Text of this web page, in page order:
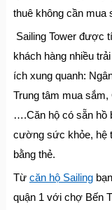
thuê không cần mua
Sailing Tower được
khách hàng nhiều
ích xung quanh:
Trung tâm mua sắm,
….Căn hộ có sẵn hồ
cường sức khỏe, hệ
bằng thẻ.
Từ căn hộ Sailing
quận 1 với chợ Bến